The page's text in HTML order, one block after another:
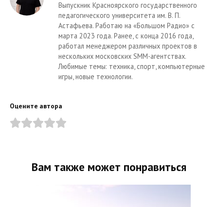
Выпускник Красноярского государственного
педагогического университета им. В. П.
Астафьева. Работаю на «Большом Радио» с
марта 2023 года. Ранее, с конца 2016 года,
работал менеджером различных проектов в
нескольких московских SMM-агентствах.
Любимые темы: техника, спорт, компьютерные
игры, новые технологии.
Оцените автора
Вам также может понравиться